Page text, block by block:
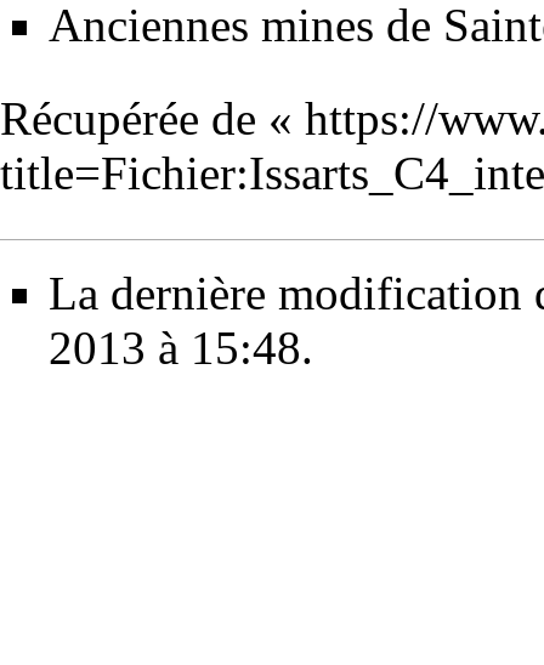
Anciennes mines de
Récupérée de « https://
La dernière modification
2013 à 15:48.